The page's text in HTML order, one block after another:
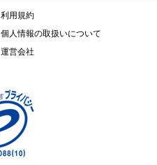
利用規約
個人情報の取扱いについて
運営会社